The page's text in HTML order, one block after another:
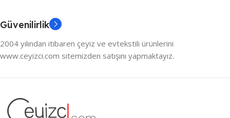
Güvenilirlik
2004 yılından itibaren çeyiz ve evtekstili ürünlerini
www.ceyizci.com sitemizden satışını yapmaktayız.